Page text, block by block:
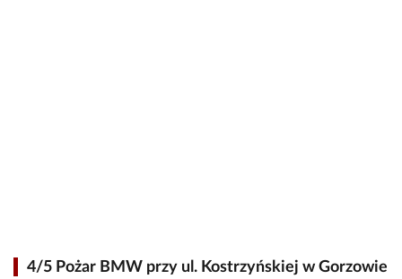
4/5 Pożar BMW przy ul. Kostrzyńskiej w Gorzowie